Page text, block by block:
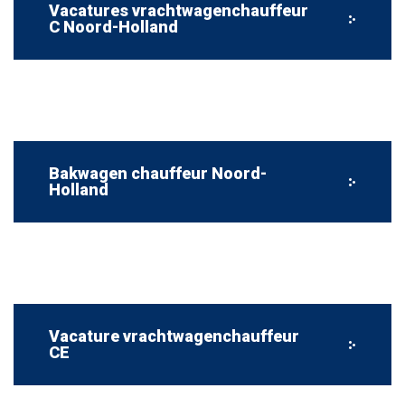
Vacatures vrachtwagenchauffeur
C Noord-Holland
Bakwagen chauffeur Noord-
Holland
Vacature vrachtwagenchauffeur
CE